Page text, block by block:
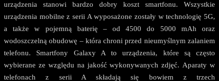
urządzenia stanowi bardzo dobry koszt smartfonu. Wszystkie
urządzenia mobilne z serii A wyposażone zostały w technologię 5G,
a także w pojemną baterię – od 4500 do 5000 mAh oraz
wodoszczelną obudowę – która chroni przed nieumyślnym zalaniem
telefonu. Smartfony Galaxy A to urządzenia, które są często
wybierane ze względu na jakość wykonywanych zdjęć. Aparaty w
telefonach z serii A składają się bowiem z trzech